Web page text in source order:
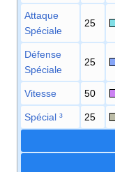
Attaque
Spéciale
25
Défense
Spéciale
25
Vitesse 50
Spécial ³ 25